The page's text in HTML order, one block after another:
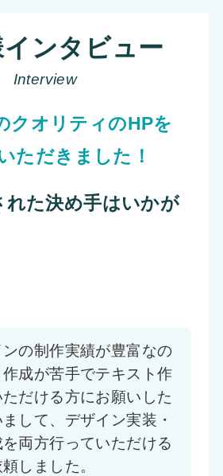
ンタビュー
Interview
クオリティのHPを
ただきました！
れた決め手はいかが
の制作実績が豊富なの
成が苦手でテキスト作
だける方にお願いした
して、デザイン実装・
両方行っていただける
しました。